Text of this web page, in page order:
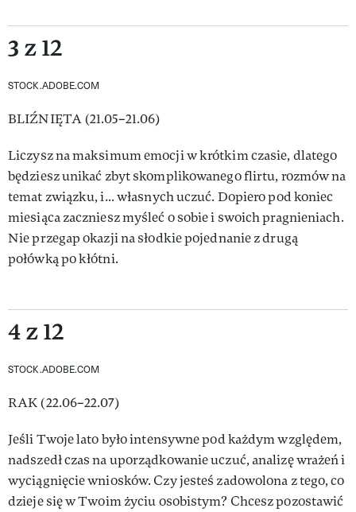
3 z 12
STOCK.ADOBE.COM
BLIŹNIĘTA (21.05–21.06)
Liczysz na maksimum emocji w krótkim czasie, dlatego
będziesz unikać zbyt skomplikowanego flirtu, rozmów na
temat związku, i... własnych uczuć. Dopiero pod koniec
miesiąca zaczniesz myśleć o sobie i swoich pragnieniach.
Nie przegap okazji na słodkie pojednanie z drugą
połówką po kłótni.
4 z 12
STOCK.ADOBE.COM
RAK (22.06–22.07)
Jeśli Twoje lato było intensywne pod każdym względem,
nadszedł czas na uporządkowanie uczuć, analizę wrażeń i
wyciągnięcie wniosków. Czy jesteś zadowolona z tego, co
dzieje się w Twoim życiu osobistym? Chcesz pozostawić